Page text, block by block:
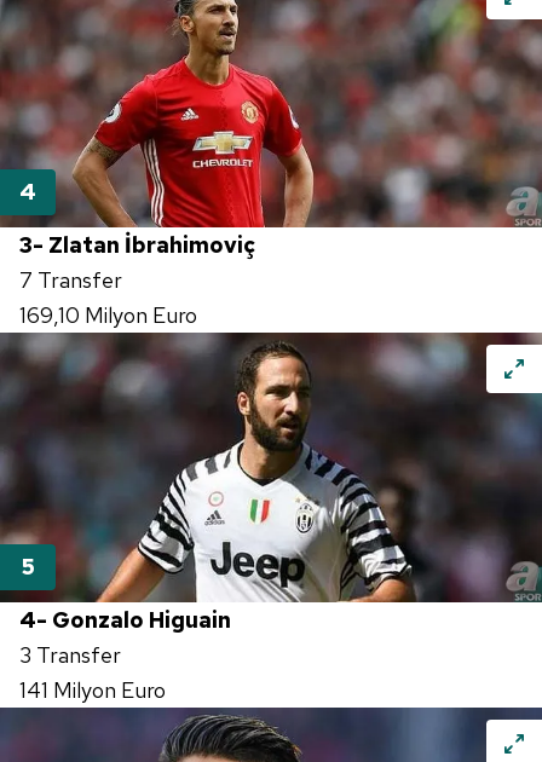
3- Zlatan İbrahimoviç
7 Transfer
169,10 Milyon Euro
4- Gonzalo Higuain
3 Transfer
141 Milyon Euro